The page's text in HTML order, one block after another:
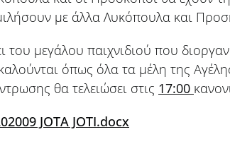
με άλλα Λυκόπουλα και
του μεγάλου παιχνιδιού που
όπως όλα τα μέλη της
θα τελειώσει στις 17:00
JOTA JOTI.docx